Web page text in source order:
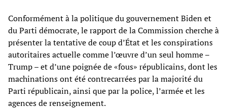
Conformément à la politique du gouvernement Biden et
du Parti démocrate, le rapport de la Commission cherche à
présenter la tentative de coup d’État et les conspirations
autoritaires actuelle comme l’œuvre d’un seul homme –
Trump – et d’une poignée de «fous» républicains, dont les
machinations ont été contrecarrées par la majorité du
Parti républicain, ainsi que par la police, l’armée et les
agences de renseignement.